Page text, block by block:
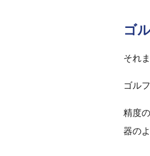
ゴ
それ
ゴル
精度
器の